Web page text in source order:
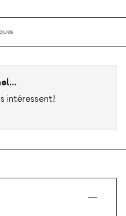
intéressent!